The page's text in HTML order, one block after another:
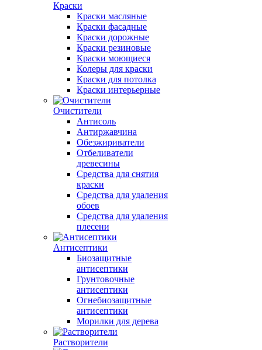
Краски
Краски масляные
Краски фасадные
Краски дорожные
Краски резиновые
Краски моющиеся
Колеры для краски
Краски для потолка
Краски интерьерные
Очистители
Антисоль
Антиржавчина
Обезжириватели
Отбеливатели
древесины
Средства для снятия
краски
Средства для удаления
обоев
Средства для удаления
плесени
Антисептики
Биозащитные
антисептики
Грунтовочные
антисептики
Огнебиозащитные
антисептики
Морилки для дерева
Растворители